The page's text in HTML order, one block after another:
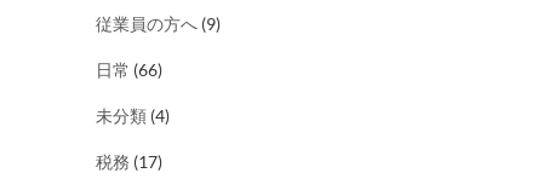
従業員の方へ (9)
日常 (66)
未分類 (4)
税務 (17)